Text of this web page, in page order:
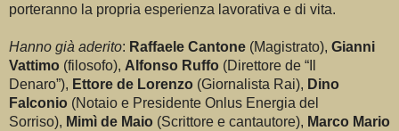
porteranno la propria esperienza lavorativa e di vita.
Hanno già aderito: Raffaele Cantone (Magistrato), Gianni
Vattimo (filosofo), Alfonso Ruffo (Direttore de “Il
Denaro”), Ettore de Lorenzo (Giornalista Rai), Dino
Falconio (Notaio e Presidente Onlus Energia del
Sorriso), Mimì de Maio (Scrittore e cantautore), Marco Mario